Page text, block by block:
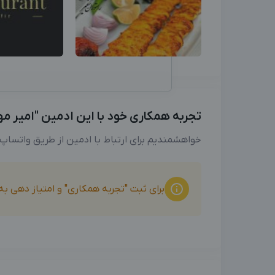
تجربه همکاری خود با این ادمین "امیر
خواهشمندیم برای ارتباط با ادمین از طریق
برای ثبت "تجربه همکاری" و امتیاز دهی